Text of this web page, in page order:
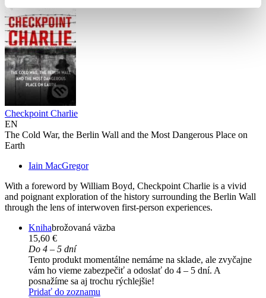
Checkpoint Charlie
EN
The Cold War, the Berlin Wall and the Most Dangerous Place on
Earth
Iain MacGregor
With a foreword by William Boyd, Checkpoint Charlie is a vivid
and poignant exploration of the history surrounding the Berlin Wall
through the lens of interwoven first-person experiences.
Knihabrožovaná väzba
15,60 €
Do 4 – 5 dní
Tento produkt momentálne nemáme na sklade, ale zvyčajne
vám ho vieme zabezpečiť a odoslať do 4 – 5 dní. A
posnažíme sa aj trochu rýchlejšie!
Pridať do zoznamu